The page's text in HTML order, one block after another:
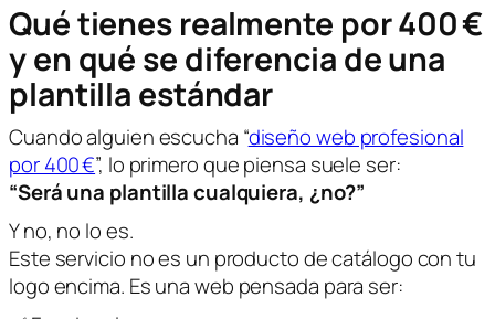
Qué tienes realmente por 400 €
y en qué se diferencia de una
plantilla estándar
Cuando alguien escucha “diseño web profesional
por 400 €”, lo primero que piensa suele ser:
“Será una plantilla cualquiera, ¿no?”
Y no, no lo es.
Este servicio no es un producto de catálogo con tu
logo encima. Es una web pensada para ser: